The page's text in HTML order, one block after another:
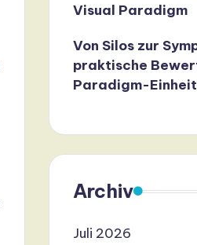
Visual Paradigm
Von Silos zur
praktische
Paradigm-
Archiv
Juli 2026